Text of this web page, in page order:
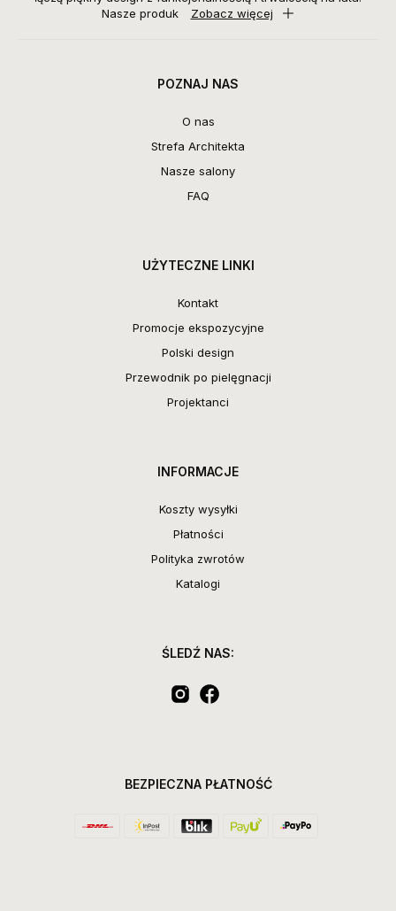
Nasze produk
Zobacz więcej
POZNAJ NAS
O nas
Strefa Architekta
Nasze salony
FAQ
UŻYTECZNE LINKI
Kontakt
Promocje ekspozycyjne
Polski design
Przewodnik po pielęgnacji
Projektanci
INFORMACJE
Koszty wysyłki
Płatności
Polityka zwrotów
Katalogi
ŚLEDŹ NAS:
BEZPIECZNA PŁATNOŚĆ